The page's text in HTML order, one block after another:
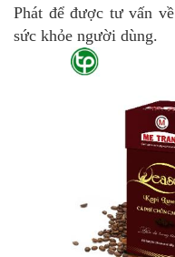
Phát để được tư vấn về
sức khỏe người dùng.